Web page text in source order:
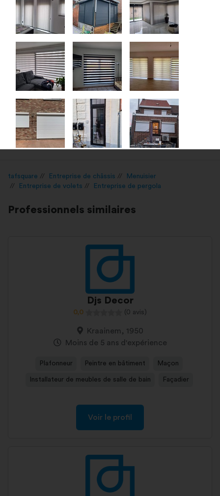
tafsquare Entreprise de châssis
Menuisier
Entreprise de volets
Entreprise de pergola
Professionnels similaires
Djs Decor
0,0 (0 avis)
Kraainem, 1950
Moins de 5 ans d'expérience
Plafonneur Peintre en bâtiment Maçon
Installateur de meubles de salle de bain Façadier
Voir le profil